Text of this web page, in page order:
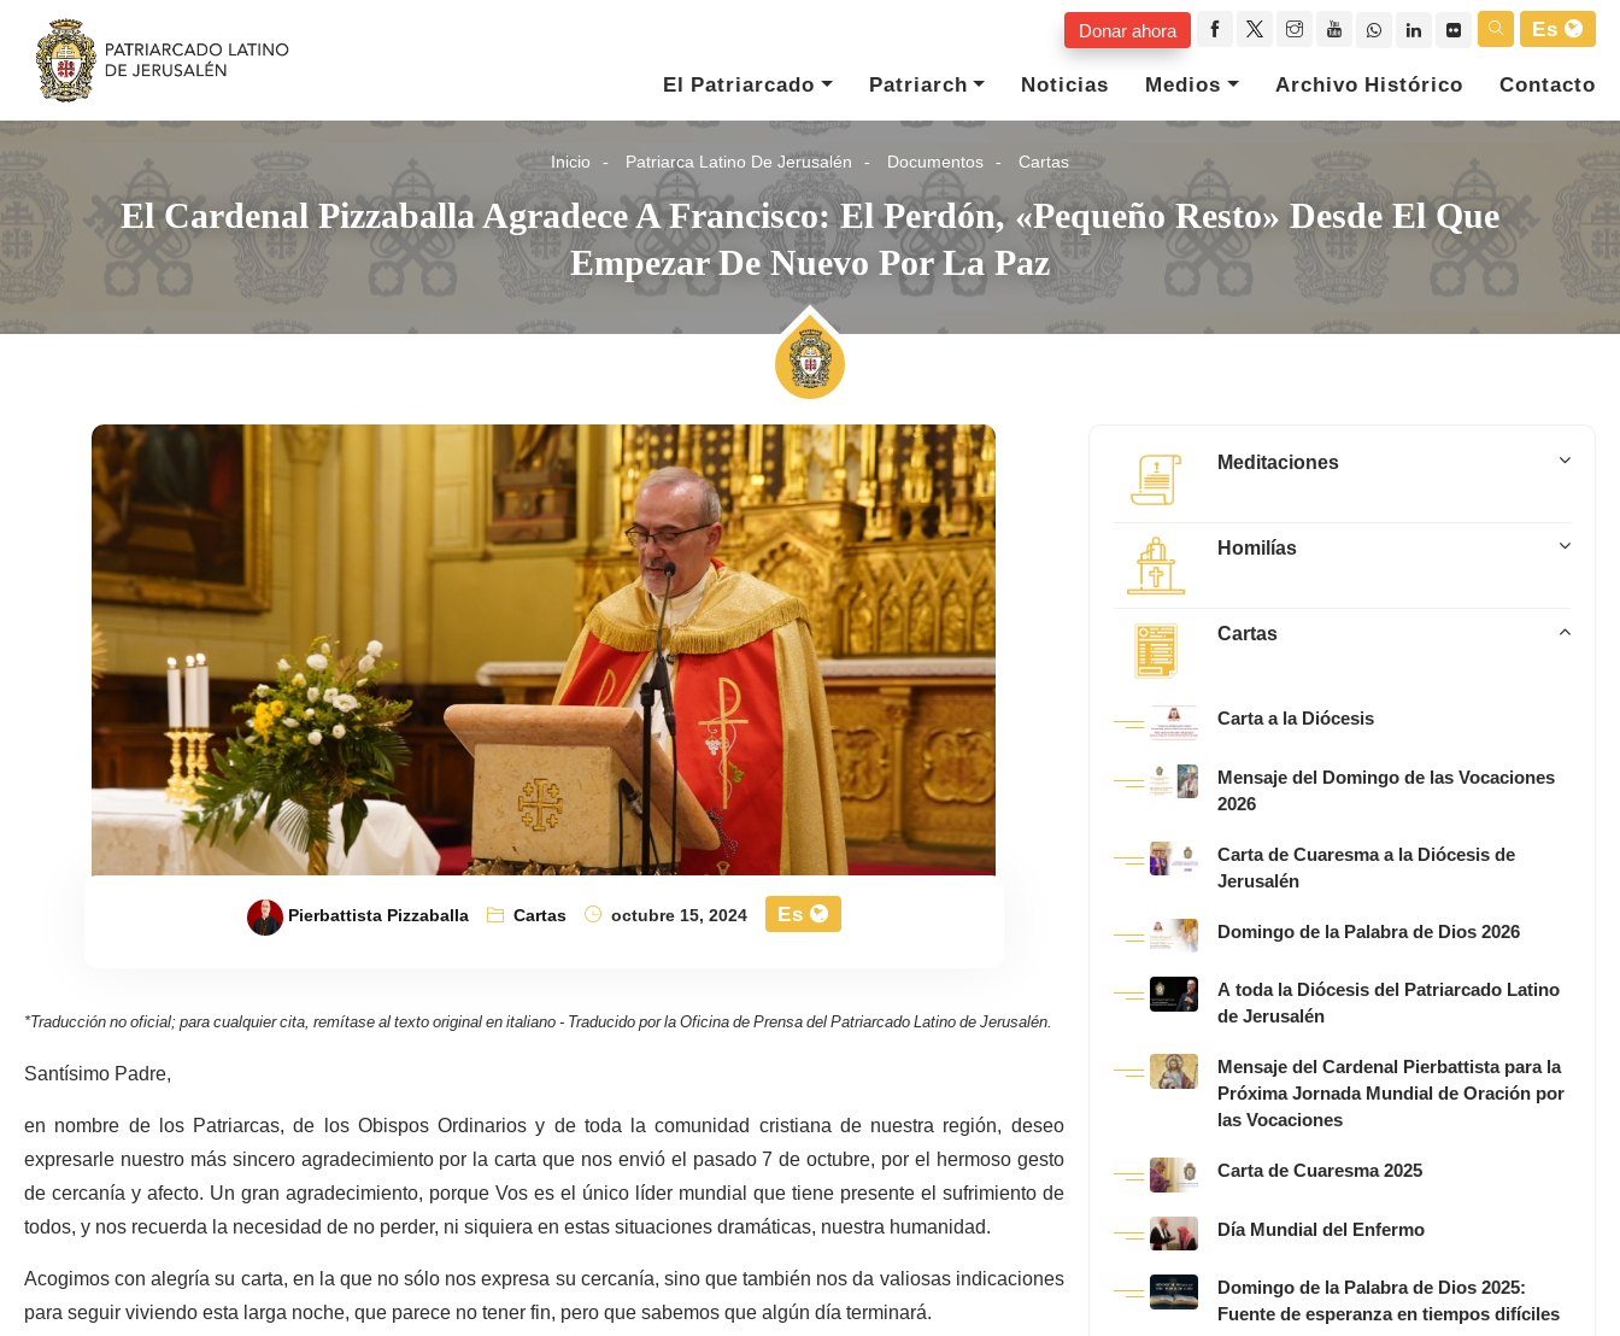
Donar ahora
Es
El Patriarcado
Patriarch Noticias Medios Archivo Histórico Contacto
Inicio Patriarca Latino De Jerusalén Documentos Cartas
El Cardenal Pizzaballa Agradece A Francisco: El Perdón, «pequeño Resto» Desde El Que
Empezar De Nuevo Por La Paz
Pierbattista Pizzaballa Cartas octubre 15, 2024 Es
*Traducción no oficial; para cualquier cita, remítase al texto original en italiano - Traducido por la Oficina de Prensa del Patriarcado Latino de Jerusalén.
Santísimo Padre,
en nombre de los Patriarcas, de los Obispos Ordinarios y de toda la comunidad cristiana de nuestra región, deseo
expresarle nuestro más sincero agradecimiento por la carta que nos envió el pasado 7 de octubre, por el hermoso gesto
de cercanía y afecto. Un gran agradecimiento, porque Vos es el único líder mundial que tiene presente el sufrimiento de
todos, y nos recuerda la necesidad de no perder, ni siquiera en estas situaciones dramáticas, nuestra humanidad.
Acogimos con alegría su carta, en la que no sólo nos expresa su cercanía, sino que también nos da valiosas indicaciones
para seguir viviendo esta larga noche, que parece no tener fin, pero que sabemos que algún día terminará.
Meditaciones
Homilías
Cartas
Carta a la Diócesis
Mensaje del Domingo de las Vocaciones
2026
Carta de Cuaresma a la Diócesis de
Jerusalén
Domingo de la Palabra de Dios 2026
A toda la Diócesis del Patriarcado Latino
de Jerusalén
Mensaje del Cardenal Pierbattista para la
Próxima Jornada Mundial de Oración por
las Vocaciones
Carta de Cuaresma 2025
Día Mundial del Enfermo
Domingo de la Palabra de Dios 2025:
Fuente de esperanza en tiempos difíciles